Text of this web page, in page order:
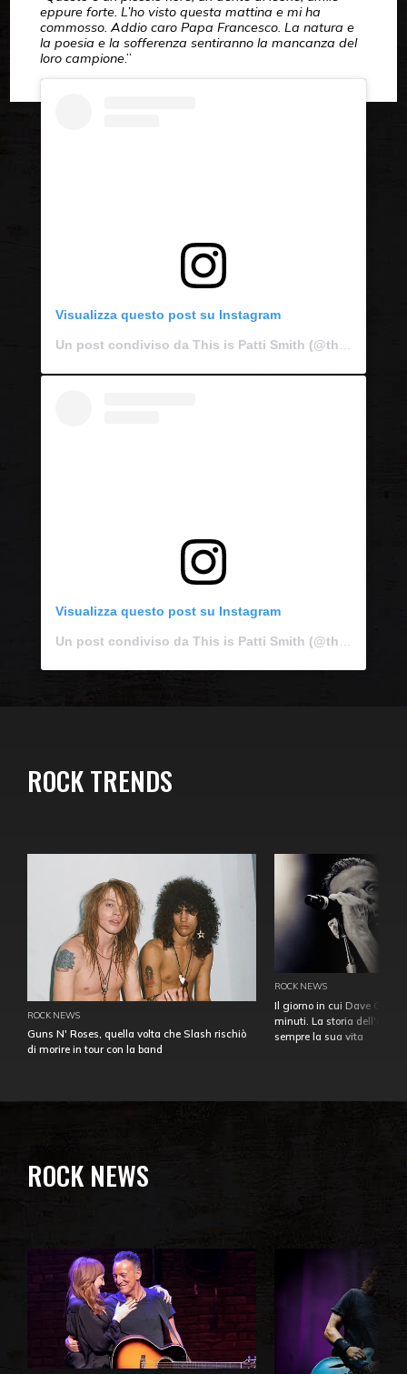
eppure forte. L’ho visto questa mattina e mi ha
commosso. Addio caro Papa Francesco. La natura e
la poesia e la sofferenza sentiranno la mancanza del
loro campione.”
Visualizza questo post su Instagram
Visualizza questo post su Instagram
ROCK TRENDS
ROCK NEWS
Guns N' Roses, quella volta che Slash rischiò
di morire in tour con la band
ROCK NEWS
Il giorno in cui Dave
minuti. La storia
sempre la sua vita
ROCK NEWS